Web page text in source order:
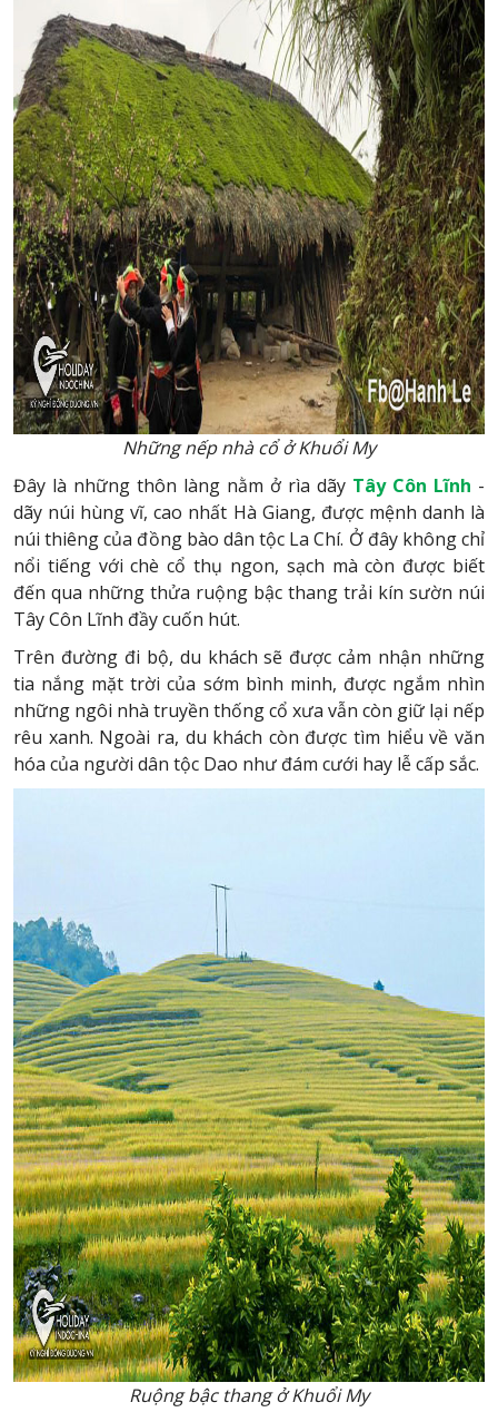
Những nếp nhà cổ ở Khuổi My
Đây là những thôn làng nằm ở rìa dãy Tây Côn Lĩnh -
dãy núi hùng vĩ, cao nhất Hà Giang, được mệnh danh là
núi thiêng của đồng bào dân tộc La Chí. Ở đây không chỉ
nổi tiếng với chè cổ thụ ngon, sạch mà còn được biết
đến qua những thửa ruộng bậc thang trải kín sườn núi
Tây Côn Lĩnh đầy cuốn hút.
Trên đường đi bộ, du khách sẽ được cảm nhận những
tia nắng mặt trời của sớm bình minh, được ngắm nhìn
những ngôi nhà truyền thống cổ xưa vẫn còn giữ lại nếp
rêu xanh. Ngoài ra, du khách còn được tìm hiểu về văn
hóa của người dân tộc Dao như đám cưới hay lễ cấp sắc.
Ruộng bậc thang ở Khuổi My